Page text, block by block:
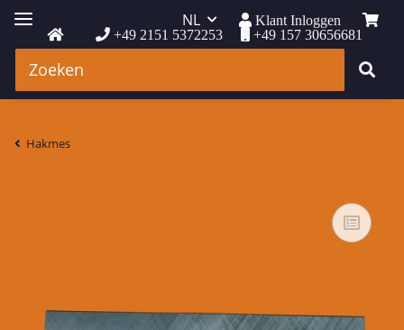
+49 2151 5372253 +49 157 30656681
NL Klant Inloggen
Hakmes